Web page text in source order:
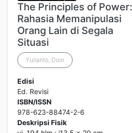
The Principles of Power:
Rahasia Memanipulasi
Orang Lain di Segala
Situasi
Yulianto, Dion
Edisi
Ed. Revisi
ISBN/ISSN
978-623-88474-2-6
Deskripsi Fisik